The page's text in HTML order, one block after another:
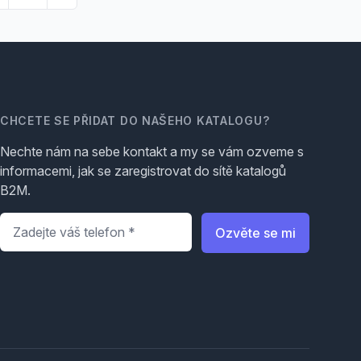
CHCETE SE PŘIDAT DO NAŠEHO KATALOGU?
Nechte nám na sebe kontakt a my se vám ozveme s
informacemi, jak se zaregistrovat do sítě katalogů
B2M.
Telefon
Ozvěte se mi